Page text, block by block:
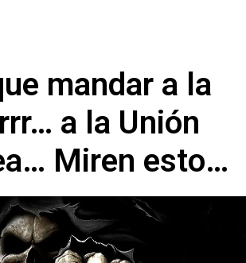
mandar a la
a la Unión
Miren esto…